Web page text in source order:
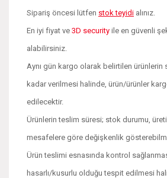
Sipariş öncesi lütfen stok teyidi alınız.
En iyi fiyat ve 3D security ile en güvenli
alabilirsiniz.
Aynı gün kargo olarak belirtilen ürünlerin
kadar verilmesi halinde, ürün/ürünler
edilecektir.
Ürünlerin teslim süresi; stok durumu,
mesafelere göre değişkenlik
Ürün teslimi esnasında kontrol
hasarlı/kusurlu olduğu tespit edilmesi